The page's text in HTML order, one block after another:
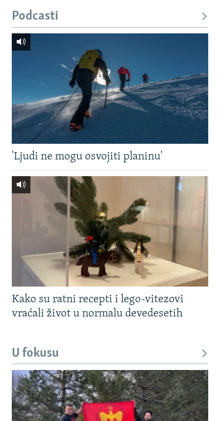
Podcasti
'Ljudi ne mogu osvojiti planinu'
Kako su ratni recepti i lego-vitezovi
vraćali život u normalu devedesetih
U fokusu